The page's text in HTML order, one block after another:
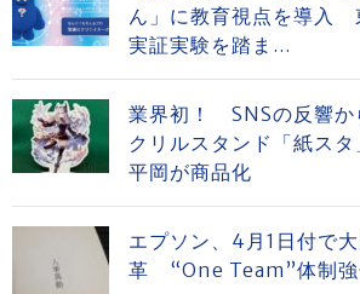
ん」に教育視点を導入
実証実験を踏ま...
業界初！ SNSの反響か
クリルスタンド「紙ス
平岡が商品化
エプソン、4月1日付で
革 “One Team”体制強